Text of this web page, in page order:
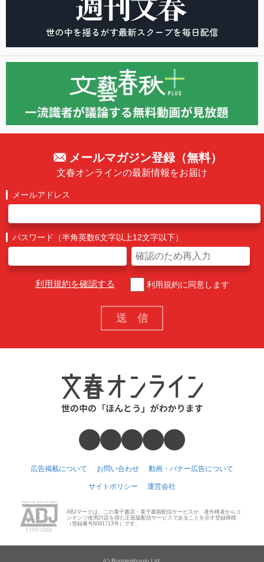
メールマガジン登録（無料）
文春オンラインの最新情報をお届け
メールアドレス
パスワード（半角英数6文字以上12文字以下）
利用規約を確認する 利用規約に同意します
広告掲載について お問い合わせ 動画・バナー広告について
サイトポリシー 運営会社
ABJマークは、この電子書店・電子書籍配信サービスが、著作権者からコ
ンテンツ使用許諾を得た正規版配信サービスであることを示す登録商標
（登録番号6091713号）です。
(c) Bungeishunju Ltd.